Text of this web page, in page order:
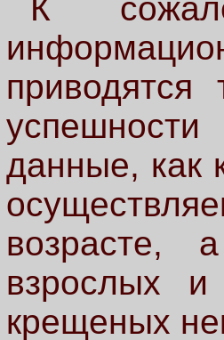
К
данные, как
возрасте,
взрослых
крещеных